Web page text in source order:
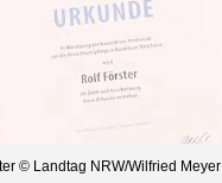
© Land­tag NRW/Wilfried Meyer